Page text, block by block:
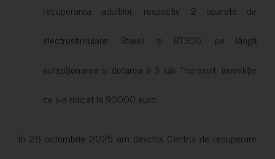
recuperarea adulților, respectiv 2 aparate de
electrostimulare: Stiwell și RT300, pe lângă
achiziționarea și dotarea a 3 săli Therasuit, investiție
ce s-a ridicat la 90000 euro.
În 28 octombrie 2025 am deschis Centrul de recuperare